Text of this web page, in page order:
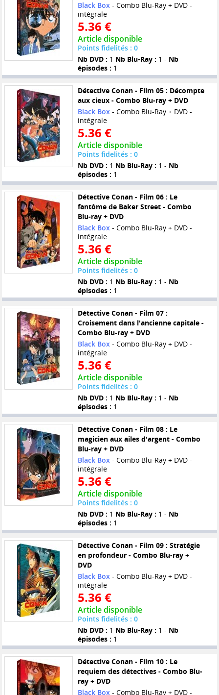
Black Box- Combo Blu-Ray + DVD -
intégrale
5.36 €
Article disponible
Points fidelités : 0
Nb DVD : 1 Nb Blu-Ray : 1 - Nb
épisodes : 1
Détective Conan - Film 05 : Décompte
aux cieux - Combo Blu-ray + DVD
Black Box- Combo Blu-Ray + DVD -
intégrale
5.36 €
Article disponible
Points fidelités : 0
Nb DVD : 1 Nb Blu-Ray : 1 - Nb
épisodes : 1
Détective Conan - Film 06 : Le
fantôme de Baker Street - Combo
Blu-ray + DVD
Black Box- Combo Blu-Ray + DVD -
intégrale
5.36 €
Article disponible
Points fidelités : 0
Nb DVD : 1 Nb Blu-Ray : 1 - Nb
épisodes : 1
Détective Conan - Film 07 :
Croisement dans l'ancienne capitale -
Combo Blu-ray + DVD
Black Box- Combo Blu-Ray + DVD -
intégrale
5.36 €
Article disponible
Points fidelités : 0
Nb DVD : 1 Nb Blu-Ray : 1 - Nb
épisodes : 1
Détective Conan - Film 08 : Le
magicien aux ailes d'argent - Combo
Blu-ray + DVD
Black Box- Combo Blu-Ray + DVD -
intégrale
5.36 €
Article disponible
Points fidelités : 0
Nb DVD : 1 Nb Blu-Ray : 1 - Nb
épisodes : 1
Détective Conan - Film 09 : Stratégie
en profondeur - Combo Blu-ray +
DVD
Black Box- Combo Blu-Ray + DVD -
intégrale
5.36 €
Article disponible
Points fidelités : 0
Nb DVD : 1 Nb Blu-Ray : 1 - Nb
épisodes : 1
Détective Conan - Film 10 : Le
requiem des détectives - Combo Blu-
ray + DVD
Black Box- Combo Blu-Ray + DVD -